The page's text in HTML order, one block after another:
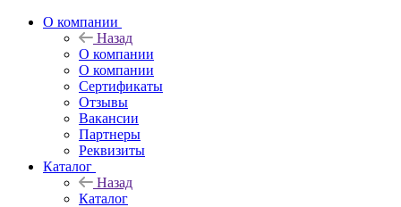
О компании
Назад
О компании
О компании
Сертификаты
Отзывы
Вакансии
Партнеры
Реквизиты
Каталог
Назад
Каталог